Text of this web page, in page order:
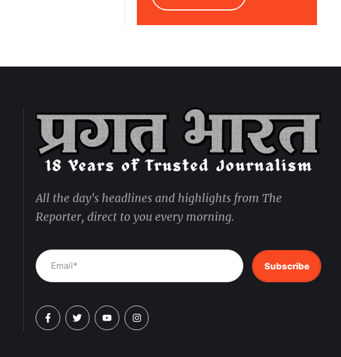
All the day's headlines and highlights from The
Reporter, direct to you every morning.
Subscribe